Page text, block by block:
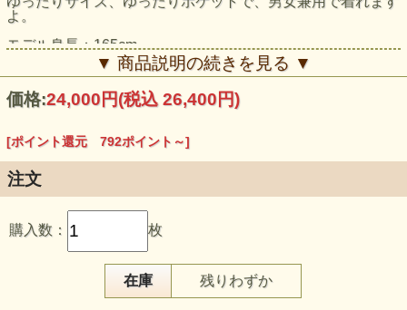
よ。
モデル身長：165cm
▼ 商品説明の続きを見る ▼
価格:24,000円(税込 26,400円)
[ポイント還元 792ポイント～]
注文
購入数： 枚
在庫 残りわずか